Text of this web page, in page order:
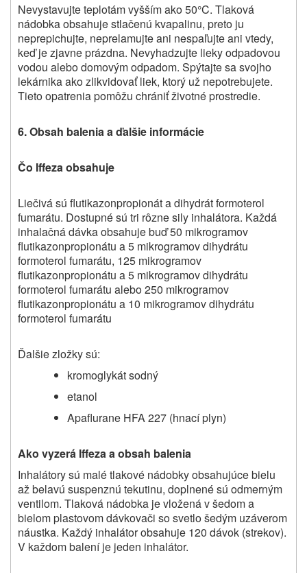
Nevystavujte teplotám vyšším ako50°C. Tlaková
nádobka obsahuje stlačenú kvapalinu, preto ju
neprepichujte, neprelamujte ani nespaľujte ani vtedy,
keď je zjavne prázdna. Nevyhadzujte liekyodpadovou
vodou alebo domovým odpadom. Spýtajte sa svojho
lekárnika ako zlikvidovať liek, ktorý už nepotrebujete.
Tieto opatrenia pomôžu chrániť životné prostredie.
6.Obsah balenia a ďalšie informácie
Čo Iffeza obsahuje
Liečivá sú flutikazonpropionát a dihydrát formoterol
fumarátu. Dostupné sú tri rôzne sily inhalátora. Každá
inhalačná dávka obsahuje buď 50 mikrogramov
flutikazonpropionátu a 5 mikrogramov dihydrátu
formoterol fumarátu, 125 mikrogramov
flutikazonpropionátu a 5 mikrogramov dihydrátu
formoterol fumarátu alebo 250 mikrogramov
flutikazonpropionátu a 10 mikrogramov dihydrátu
formoterol fumarátu
Ďalšie zložky sú:
kromoglykát sodný
etanol
Apaflurane HFA 227 (hnací plyn)
Ako vyzerá Iffeza a obsah balenia
Inhalátory sú malé tlakové nádobky obsahujúce bielu
až belavú suspenznú tekutinu, doplnené sú odmerným
ventilom. Tlaková nádobka je vložená v šedom a
bielom plastovom dávkovači so svetlo šedým uzáverom
náustka. Každý inhalátor obsahuje 120 dávok (strekov).
V každom balení je jeden inhalátor.